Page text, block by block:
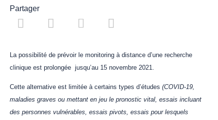
Partager
La possibilité de prévoir le monitoring à distance d’une recherche
clinique est prolongée jusqu’au 15 novembre 2021.
Cette alternative est limitée à certains types d’études (COVID-19,
maladies graves ou mettant en jeu le pronostic vital, essais incluant
des personnes vulnérables, essais pivots, essais pour lesquels